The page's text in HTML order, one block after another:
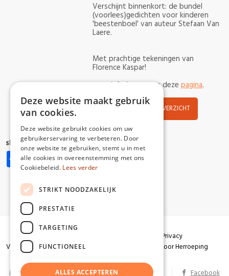
Verschijnt binnenkort: de bundel
(voorlees)gedichten voor kinderen
'beestenboel' van auteur Stefaan Van
Laere.
Met prachtige tekeningen van
Florence Kaspar!
meer info leest u op dezepagina.
NIEUWS OVERZICHT
share:
ShareFacebook
X PinterestWhatsApp
Algemene voorwaarden
Privacy
Verzendingen
Herroepingsrecht Formulier voor Herroeping
info@partizaan.be BTW BE 0586.813.178 Facebook
Deze website maakt gebruik
van cookies.
Deze website gebruikt cookies om uw
gebruikerservaring te verbeteren. Door
onze website te gebruiken, stemt u in met
alle cookies in overeenstemming met ons
Cookiebeleid. Lees verder
STRIKT NOODZAKELIJK
PRESTATIE
TARGETING
FUNCTIONEEL
ALLES ACCEPTEREN